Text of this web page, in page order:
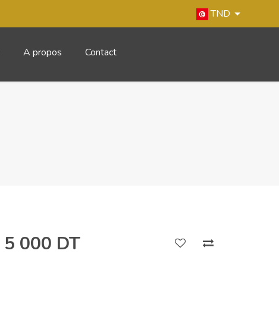
TND
A propos Contact
5 000 DT